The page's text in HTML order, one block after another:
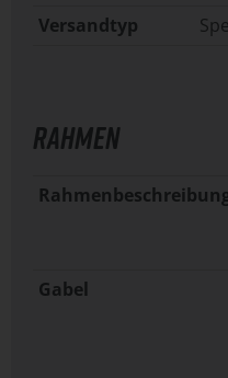
Versandtyp
RAHMEN
Gabel